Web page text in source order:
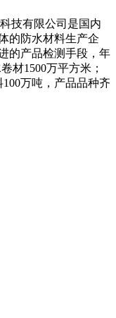
技有限公司是国内
的防水材料生产企
的产品检测手段，年
材1500万平方米；
万吨，产品品种齐